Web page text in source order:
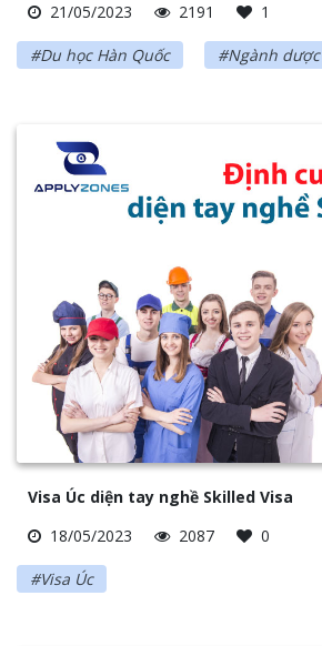
21/05/2023
2191 1
#Du học Hàn Quốc #Ngành dược
Visa Úc diện tay nghề Skilled Visa
18/05/2023
2087 0
#Visa Úc